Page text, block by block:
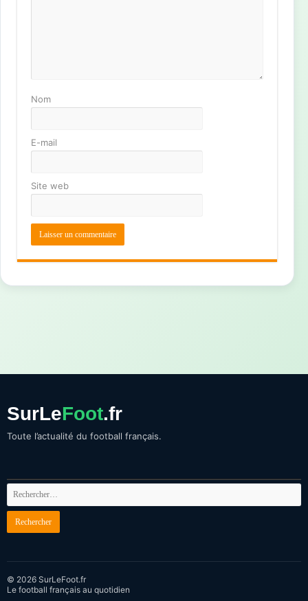
Nom
E-mail
Site web
SurLeFoot.fr
Toute l’actualité du football français.
© 2026 SurLeFoot.fr
Le football français au quotidien